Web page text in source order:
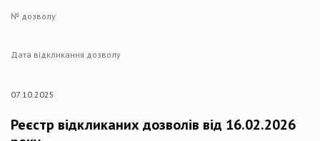
№ дозволу
Дата відкликання дозволу
07.10.2025
Реєстр відкликаних дозволів від 16.02.2026